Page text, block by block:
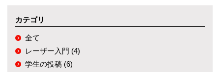
カテゴリ
全て
レーザー入門 (4)
学生の投稿 (6)